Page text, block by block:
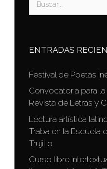
ENTRADAS
Festival de Poetas
Convocatoria para
Revista de Letras y
Lectura artística
Traba en la Escuela
Trujillo
Curso libre